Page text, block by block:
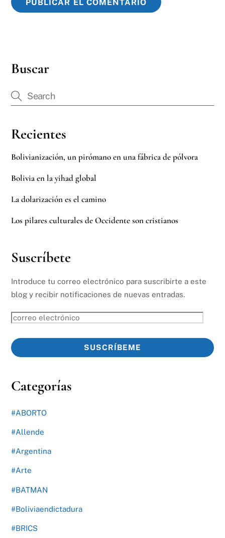
Buscar
Recientes
Bolivianización, un pirómano en una fábrica de pólvora
Bolivia en la yihad global
La dolarización es el camino
Los pilares culturales de Occidente son cristianos
Suscríbete
Introduce tu correo electrónico para suscribirte a este
blog y recibir notificaciones de nuevas entradas.
correo
SUSCRÍBEME
Categorías
#ABORTO
#Allende
#Argentina
#Arte
#BATMAN
#Boliviaendictadura
#BRICS